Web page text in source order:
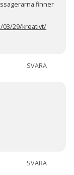
finner
03/29/kreativt/
SVARA
SVARA